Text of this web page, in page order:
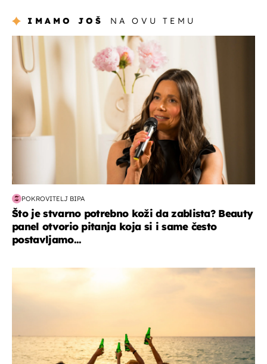
IMAMO JOŠ NA OVU TEMU
moda & ljepota
POKROVITELJ BIPA
Što je stvarno potrebno koži da zablista? Beauty
panel otvorio pitanja koja si i same često
postavljamo...